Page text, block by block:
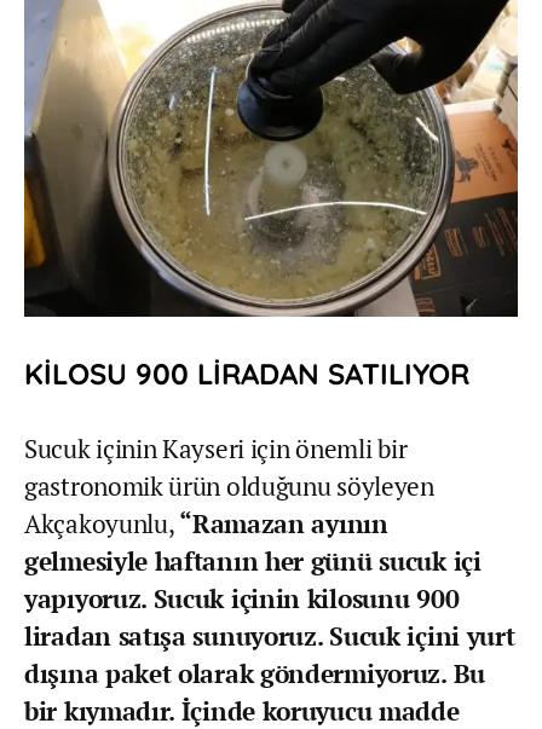
KİLOSU 900 LİRADAN SATILIYOR
Sucuk içinin Kayseri için önemli bir
gastronomik ürün olduğunu söyleyen
Akçakoyunlu,“Ramazan ayının
gelmesiyle haftanın her günü sucuk içi
yapıyoruz. Sucuk içinin kilosunu 900
liradan satışa sunuyoruz. Sucuk içini yurt
dışına paket olarak göndermiyoruz. Bu
bir kıymadır. İçinde koruyucu madde